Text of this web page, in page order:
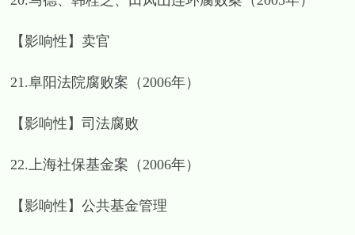
【影响性】卖官
21.阜阳法院腐败案（2006年）
【影响性】司法腐败
22.上海社保基金案（2006年）
【影响性】公共基金管理